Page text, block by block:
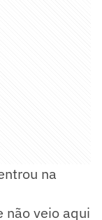
na
não veio aqui